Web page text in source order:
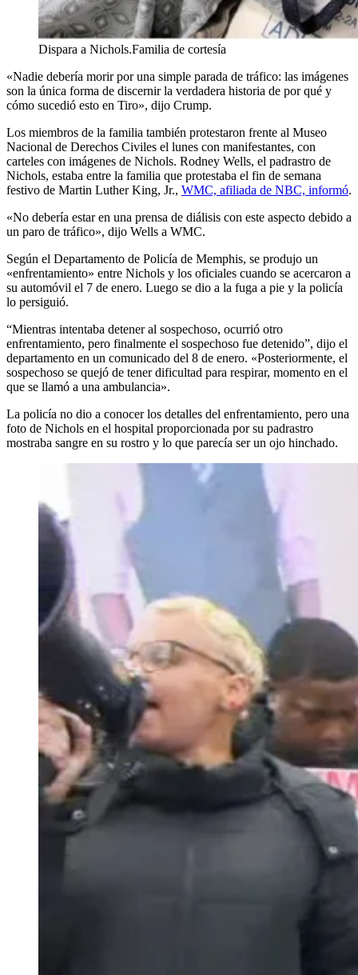
Dispara a Nichols.Familia de cortesía
«Nadie debería morir por una simple parada de tráfico: las imágenes
son la única forma de discernir la verdadera historia de por qué y
cómo sucedió esto en Tiro», dijo Crump.
Los miembros de la familia también protestaron frente al Museo
Nacional de Derechos Civiles el lunes con manifestantes, con
carteles con imágenes de Nichols. Rodney Wells, el padrastro de
Nichols, estaba entre la familia que protestaba el fin de semana
festivo de Martin Luther King, Jr., WMC, afiliada de NBC, informó.
«No debería estar en una prensa de diálisis con este aspecto debido a
un paro de tráfico», dijo Wells a WMC.
Según el Departamento de Policía de Memphis, se produjo un
«enfrentamiento» entre Nichols y los oficiales cuando se acercaron a
su automóvil el 7 de enero. Luego se dio a la fuga a pie y la policía
lo persiguió.
“Mientras intentaba detener al sospechoso, ocurrió otro
enfrentamiento, pero finalmente el sospechoso fue detenido”, dijo el
departamento en un comunicado del 8 de enero. «Posteriormente, el
sospechoso se quejó de tener dificultad para respirar, momento en el
que se llamó a una ambulancia».
La policía no dio a conocer los detalles del enfrentamiento, pero una
foto de Nichols en el hospital proporcionada por su padrastro
mostraba sangre en su rostro y lo que parecía ser un ojo hinchado.